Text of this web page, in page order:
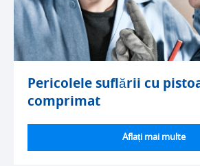
Pericolele suflării cu
comprimat
Aflați mai multe